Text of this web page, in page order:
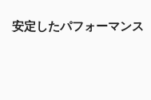
安定したパフォーマンス